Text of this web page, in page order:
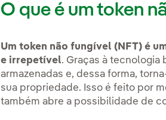
O que é um token
Um token não fungível (NFT) é
e irrepetível. Graças à
armazenadas e, dessa forma,
sua propriedade. Isso é feito por
também abre a possibilidade de